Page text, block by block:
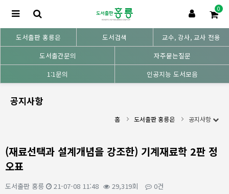
0
도서출판 홍릉은 도서검색
교수, 강사, 교사 전용
도서출간문의
자주묻는질문
1:1문의
인공지능 도서모음
공지사항
홈 도서출판 홍릉은 공지사항
(재료선택과 설계개념을 강조한) 기계재료학 2판 정
오표
도서출판 홍릉 21-07-08 11:48 29,319회 0건